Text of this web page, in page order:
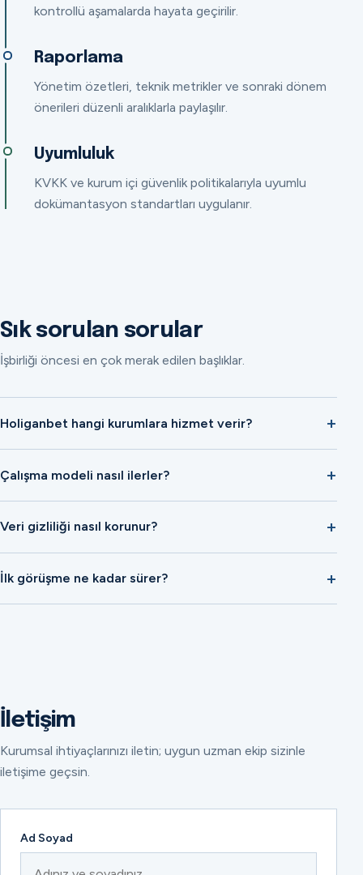
kontrollü aşamalarda hayata geçirilir.
Raporlama
Yönetim özetleri, teknik metrikler ve sonraki dönem
önerileri düzenli aralıklarla paylaşılır.
Uyumluluk
KVKK ve kurum içi güvenlik politikalarıyla uyumlu
dokümantasyon standartları uygulanır.
Sık sorulan sorular
İşbirliği öncesi en çok merak edilen başlıklar.
Holiganbet hangi kurumlara hizmet verir?
Çalışma modeli nasıl ilerler?
Veri gizliliği nasıl korunur?
İlk görüşme ne kadar sürer?
İletişim
Kurumsal ihtiyaçlarınızı iletin; uygun uzman ekip sizinle
iletişime geçsin.
Ad Soyad